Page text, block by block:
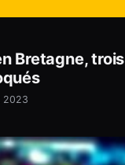
Bretagne, trois
2023